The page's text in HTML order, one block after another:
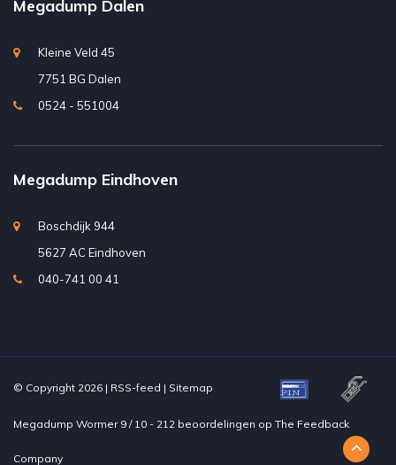
Megadump Dalen
Kleine Veld 45
7751 BG Dalen
0524 - 551004
Megadump Eindhoven
Boschdijk 944
5627 AC Eindhoven
040-741 00 41
© Copyright 2026 | RSS-feed | Sitemap
Megadump Wormer 9 / 10 - 212 beoordelingen op The Feedback
Company